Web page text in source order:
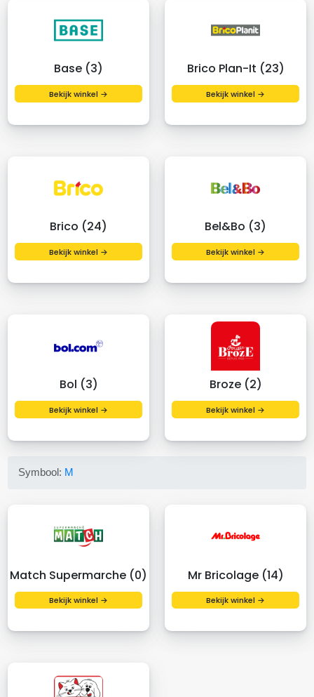
Base (3)
Bekijk winkel →
Brico Plan-It (23)
Bekijk winkel →
Brico (24)
Bekijk winkel →
Bel&Bo (3)
Bekijk winkel →
Bol (3)
Bekijk winkel →
Broze (2)
Bekijk winkel →
Symbool: M
Match Supermarche (0)
Bekijk winkel →
Mr Bricolage (14)
Bekijk winkel →